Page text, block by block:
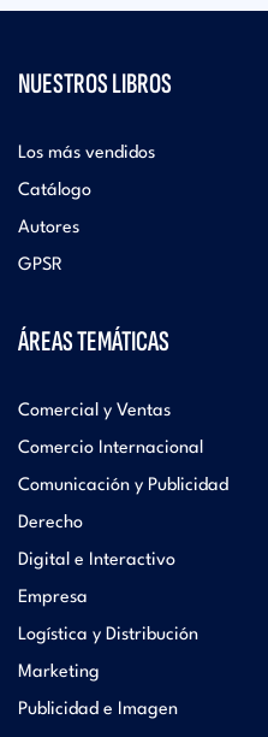
NUESTROS LIBROS
Los más vendidos
Catálogo
Autores
GPSR
ÁREAS TEMÁTICAS
Comercial y Ventas
Comercio Internacional
Comunicación y Publicidad
Derecho
Digital e Interactivo
Empresa
Logística y Distribución
Marketing
Publicidad e Imagen